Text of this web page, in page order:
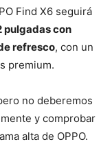
Find X6 seguirá
pulgadas con
refresco, con un
premium.
no deberemos
y comprobar
alta de OPPO.